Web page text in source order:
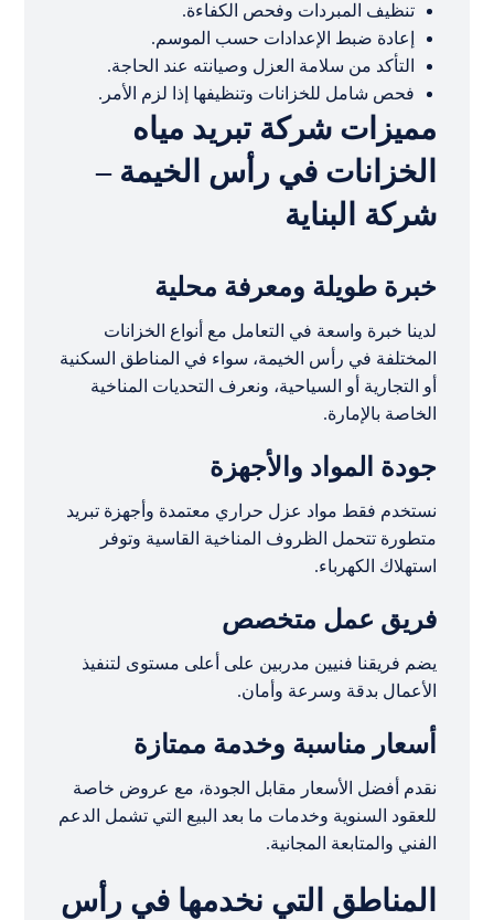
تنظيف المبردات وفحص الكفاءة.
إعادة ضبط الإعدادات حسب الموسم.
التأكد من سلامة العزل وصيانته عند الحاجة.
فحص شامل للخزانات وتنظيفها إذا لزم الأمر.
مميزات شركة تبريد مياه
الخزانات في رأس الخيمة –
شركة البناية
خبرة طويلة ومعرفة محلية
لدينا خبرة واسعة في التعامل مع أنواع الخزانات
المختلفة في رأس الخيمة، سواء في المناطق السكنية
أو التجارية أو السياحية، ونعرف التحديات المناخية
الخاصة بالإمارة.
جودة المواد والأجهزة
نستخدم فقط مواد عزل حراري معتمدة وأجهزة تبريد
متطورة تتحمل الظروف المناخية القاسية وتوفر
استهلاك الكهرباء.
فريق عمل متخصص
يضم فريقنا فنيين مدربين على أعلى مستوى لتنفيذ
الأعمال بدقة وسرعة وأمان.
أسعار مناسبة وخدمة ممتازة
نقدم أفضل الأسعار مقابل الجودة، مع عروض خاصة
للعقود السنوية وخدمات ما بعد البيع التي تشمل الدعم
الفني والمتابعة المجانية.
المناطق التي نخدمها في رأس